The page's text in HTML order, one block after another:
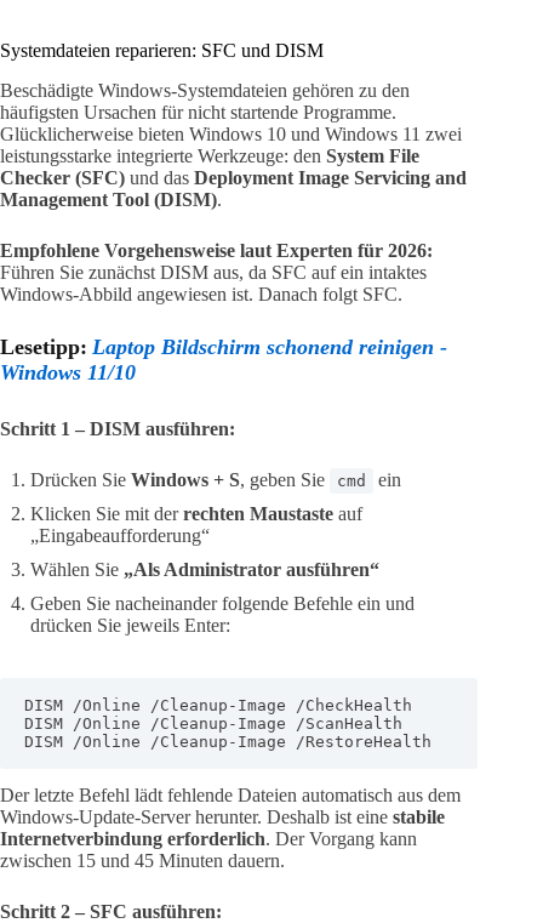
Systemdateien reparieren: SFC und DISM
Beschädigte Windows-Systemdateien gehören zu den
häufigsten Ursachen für nicht startende Programme.
Glücklicherweise bieten Windows 10 und Windows 11 zwei
leistungsstarke integrierte Werkzeuge: den System File
Checker (SFC) und das Deployment Image Servicing and
Management Tool (DISM).
Empfohlene Vorgehensweise laut Experten für 2026:
Führen Sie zunächst DISM aus, da SFC auf ein intaktes
Windows-Abbild angewiesen ist. Danach folgt SFC.
Lesetipp: Laptop Bildschirm schonend reinigen -
Windows 11/10
Schritt 1 – DISM ausführen:
Drücken Sie Windows + S, geben Sie cmd
ein
Klicken Sie mit derrechten Maustaste auf
„Eingabeaufforderung“
Wählen Sie „Als Administrator ausführen“
Geben Sie nacheinander folgende Befehle ein und
drücken Sie jeweils Enter:
DISM /Online /Cleanup-Image /CheckHealth
DISM /Online /Cleanup-Image /ScanHealth
DISM /Online /Cleanup-Image /RestoreHealth
Der letzte Befehl lädt fehlende Dateien automatisch aus dem
Windows-Update-Server herunter. Deshalb ist eine stabile
Internetverbindung erforderlich. Der Vorgang kann
zwischen 15 und 45 Minuten dauern.
Schritt 2 – SFC ausführen: